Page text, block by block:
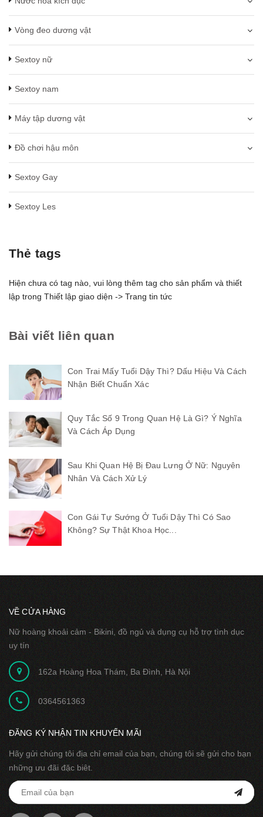
Vòng đeo dương vật
Sextoy nữ
Sextoy nam
Máy tập dương vật
Đồ chơi hậu môn
Sextoy Gay
Sextoy Les
Thẻ tags
Hiện chưa có tag nào, vui lòng thêm tag cho sản phẩm và thiết
lập trong Thiết lập giao diện -> Trang tin tức
Bài viết liên quan
Con Trai Mấy Tuổi Dậy Thì? Dấu Hiệu Và Cách
Nhận Biết Chuẩn Xác
Quy Tắc Số 9 Trong Quan Hệ Là Gì? Ý Nghĩa
Và Cách Áp Dụng
Sau Khi Quan Hệ Bị Đau Lưng Ở Nữ: Nguyên
Nhân Và Cách Xử Lý
Con Gái Tự Sướng Ở Tuổi Dậy Thì Có Sao
Không? Sự Thật Khoa Học...
VỀ CỬA HÀNG
Nữ hoàng khoải cảm - Bikini, đồ ngủ và dụng cụ hỗ trợ tình dục
uy tín
162a Hoàng Hoa Thám, Ba Đình, Hà Nội
0364561363
ĐĂNG KÝ NHẬN TIN KHUYẾN MÃI
Hãy gửi chúng tôi địa chỉ email của bạn, chúng tôi sẽ gửi cho bạn
những ưu đãi đặc biêt.